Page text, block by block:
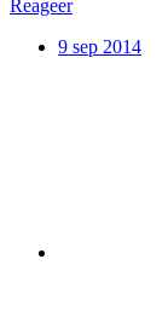
Reageer
9 sep 2014